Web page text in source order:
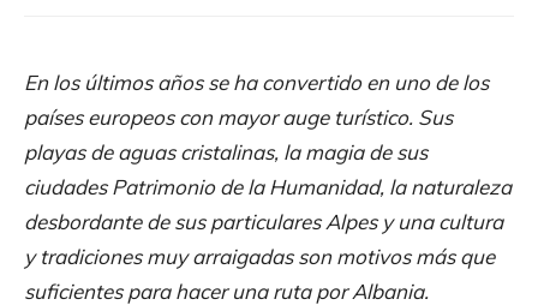
En los últimos años se ha convertido en uno de los
países europeos con mayor auge turístico. Sus
playas de aguas cristalinas, la magia de sus
ciudades Patrimonio de la Humanidad, la naturaleza
desbordante de sus particulares Alpes y una cultura
y tradiciones muy arraigadas son motivos más que
suficientes para hacer una ruta por Albania.